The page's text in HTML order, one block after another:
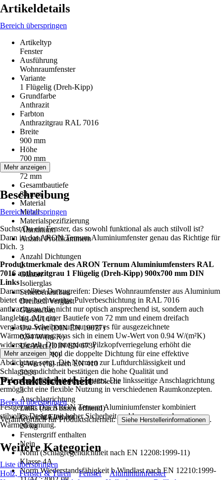
Artikeldetails
Bereich überspringen
Artikeltyp
Fenster
Ausführung
Wohnraumfenster
Variante
1 Flügelig (Dreh-Kipp)
Grundfarbe
Anthrazit
Farbton
Anthrazitgrau RAL 7016
Breite
900 mm
Höhe
700 mm
Bautiefe
72 mm
Gesamtbautiefe
84 mm
Material
Metall
Materialspezifizierung
Aluminium
Anzahl Profilkammern
3
Anzahl Dichtungen
2
Glasart
Isolierglas
Scheibenaufbau
Dreifach Verglast
Glasaufbau
4/14/4/14/4
Uw-Wert (DIN EN 10077)
0,94 W/(m²K)
Ug-Wert (DIN EN 673)
0,6 W/(m²K)
g-Wert (%) nach EN 410
50 %
Anzahl Sicherheitsschließbleche
3
Anschlagrichtung
Links (nach innen öffnend)
Gewicht Element
20 kg
Fenstergriff enthalten
Nein
Norm (Schlagregendichtheit nach EN 12208:1999-11)
Klasse 4A
Norm Wiederstandsfähigkeit b.Windlast nach EN 12210:1999-
Mehr anzeigen
Beschreibung
Bereich überspringen
Suchst Du ein Fenster, das sowohl funktional als auch stilvoll ist?
Dann ist das ARON Ternum Aluminiumfenster genau das Richtige für
Dich.
Produktmerkmale des ARON Ternum Aluminiumfensters RAL
7016 anthrazitgrau 1 Flügelig (Dreh-Kipp) 900x700 mm DIN
Links
Darum solltest Du zugreifen: Dieses Wohnraumfenster aus Aluminium
bietet eine hochwertige Pulverbeschichtung in RAL 7016
anthrazitgrau, die nicht nur optisch ansprechend ist, sondern auch
langlebig. Mit einer Bautiefe von 72 mm und einem dreifach
verglasten Scheibenaufbau sorgt es für ausgezeichnete
Wärmedämmung, was sich in einem Uw-Wert von 0.94 W/(m²K)
widerspiegelt. Die integrierte Pilzkopfverriegelung erhöht die
Sicherheit, während die doppelte Dichtung für eine effektive
Abdichtung sorgt. Die Normen zur Luftdurchlässigkeit und
Schlagregendichtheit bestätigen die hohe Qualität und
Widerstandsfähigkeit des Fensters. Die linksseitige Anschlagrichtung
ermöglicht eine flexible Nutzung in verschiedenen Raumkonzepten.
Festgezurrt: Das ARON Ternum Aluminiumfenster kombiniert
stilvolles Design mit hoher Sicherheit und hervorragender
Wärmedämmung.
Mehr anzeigen
Produktsicherheit
Bereich überspringen
Verantwortlich für Produktsicherheit: Siehe Herstellerinformationen .
Weitere Kategorien
Liste überspringen
Holz, Fenster & Türen
Fenster
Aluminiumfenster